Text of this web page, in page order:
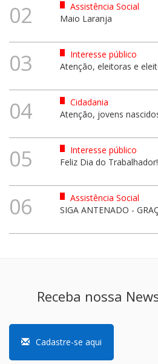
02
Assistência Social
Maio Laranja
03
Interesse público
Atenção, eleitoras e
04
Cidadania
Atenção, jovens
05
Interesse público
Feliz Dia do Trabalhador!
06
Assistência Social
SIGA ANTENADO -
Receba nossa
Cadastre-se aqui